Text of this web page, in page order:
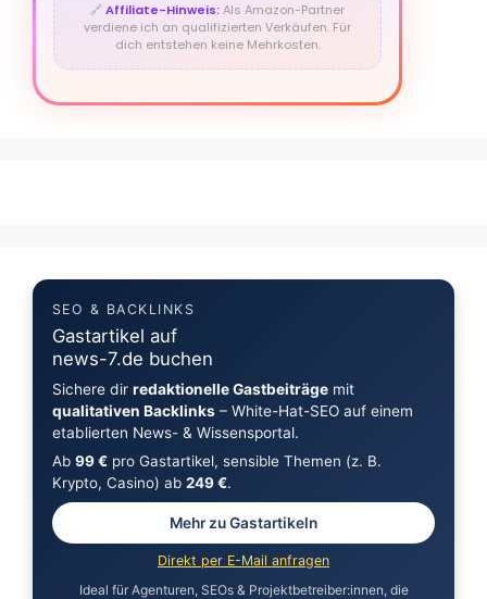
🔗Affiliate-Hinweis:Als Amazon-Partner
verdiene ich an qualifizierten Verkäufen. Für
dich entstehen keine Mehrkosten.
SEO & BACKLINKS
Gastartikel auf
news-7.de buchen
Sichere dir redaktionelle Gastbeiträgemit
qualitativen Backlinks– White-Hat-SEO auf einem
etablierten News- & Wissensportal.
Ab 99 €pro Gastartikel, sensible Themen (z. B.
Krypto, Casino) ab 249 €.
Mehr zu Gastartikeln
Direkt per E-Mail anfragen
Ideal für Agenturen, SEOs & Projektbetreiber:innen, die